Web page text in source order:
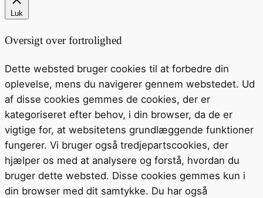
Luk
Oversigt over fortrolighed
Dette websted bruger cookies til at forbedre din
oplevelse, mens du navigerer gennem webstedet. Ud
af disse cookies gemmes de cookies, der er
kategoriseret efter behov, i din browser, da de er
vigtige for, at websitetens grundlæggende funktioner
fungerer. Vi bruger også tredjepartscookies, der
hjælper os med at analysere og forstå, hvordan du
bruger dette websted. Disse cookies gemmes kun i
din browser med dit samtykke. Du har også